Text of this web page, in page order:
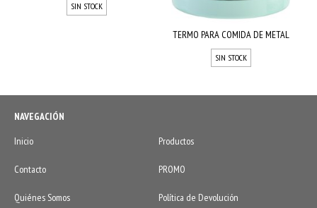
SIN STOCK
TERMO PARA COMIDA DE METAL
SIN STOCK
NAVEGACIÓN
Inicio
Productos
Contacto PROMO
Quiénes Somos Política de Devolución